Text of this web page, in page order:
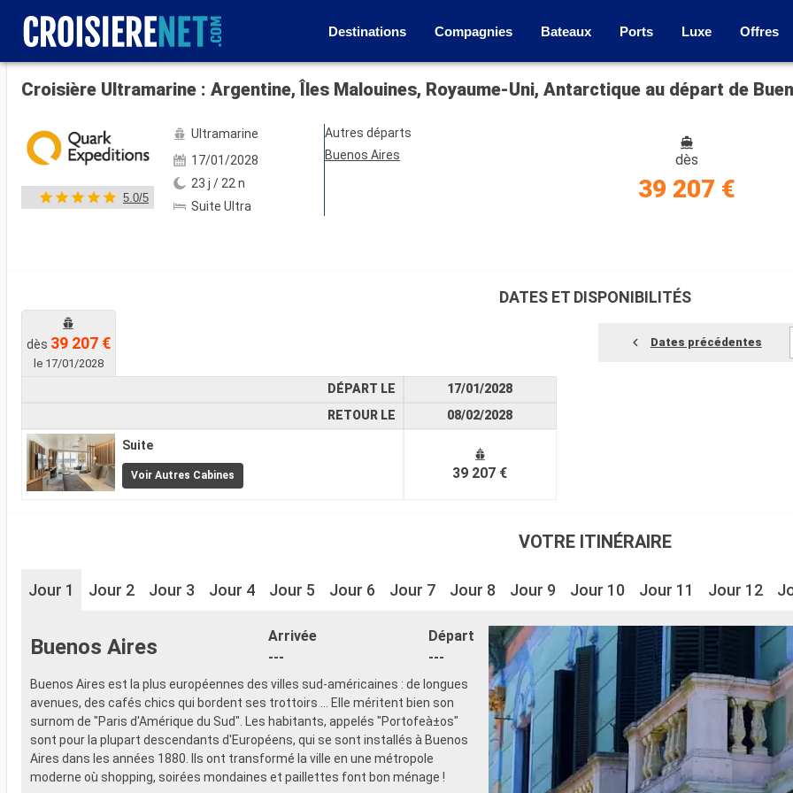
Destinations Compagnies Bateaux Ports Luxe Offres
Voir les 120 autres photos
Croisière Ultramarine : Argentine, Îles Malouines, Royaume-Uni, Antarctique au départ de
5.0/5
Ultramarine
17/01/2028
23 j / 22 n
Suite Ultra
Autres départs
Buenos Aires
dès
39 207 €
DATES ET DISPONIBILITÉS
dès 39 207 €
le 17/01/2028
Dates précédentes
DÉPART LE
RETOUR LE
Suite
Voir Autres Cabines
17/01/2028
08/02/2028
39 207 €
VOTRE ITINÉRAIRE
Jour 1 Jour 2 Jour 3 Jour 4 Jour 5 Jour 6 Jour 7 Jour 8 Jour 9 Jour 10 Jour 11 Jour 12
Buenos Aires
Arrivée
---
Départ
---
Buenos Aires est la plus européennes des villes sud-américaines : de longues
avenues, des cafés chics qui bordent ses trottoirs ... Elle méritent bien son
surnom de "Paris d'Amérique du Sud". Les habitants, appelés "Portofeà±os"
sont pour la plupart descendants d'Européens, qui se sont installés à Buenos
Aires dans les années 1880. Ils ont transformé la ville en une métropole
moderne où shopping, soirées mondaines et paillettes font bon ménage !